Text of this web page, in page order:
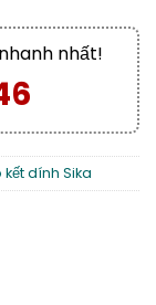
nhất!
kết dính Sika